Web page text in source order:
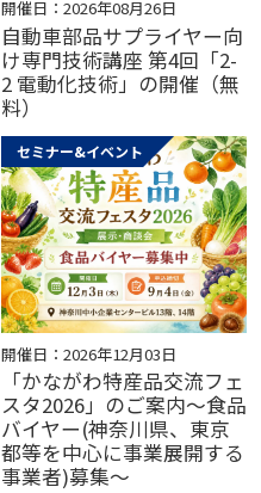
開催日：2026年08月26日
自動車部品サプライヤー向
け専門技術講座 第4回「2-
2 電動化技術」の開催（無
料）
セミナー&イベント
開催日：2026年12月03日
「かながわ特産品交流フェ
スタ2026」のご案内～食品
バイヤー(神奈川県、東京
都等を中心に事業展開する
事業者)募集～